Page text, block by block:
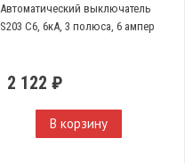
Автоматический выключатель
S203 C6, 6кА, 3 полюса, 6 ампер
2 122 ₽
В корзину